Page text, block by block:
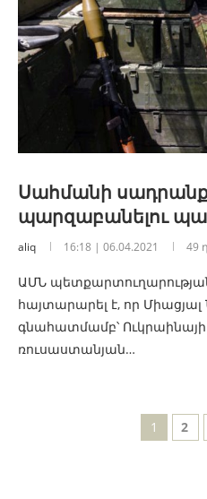
Սահմանի
պարզաբանելու
aliq 16:18 | 06.04.2021 49
ԱՄՆ
հայտարարել է, որ
գնահատմամբ՝
ռուսաստանյան…
1 2